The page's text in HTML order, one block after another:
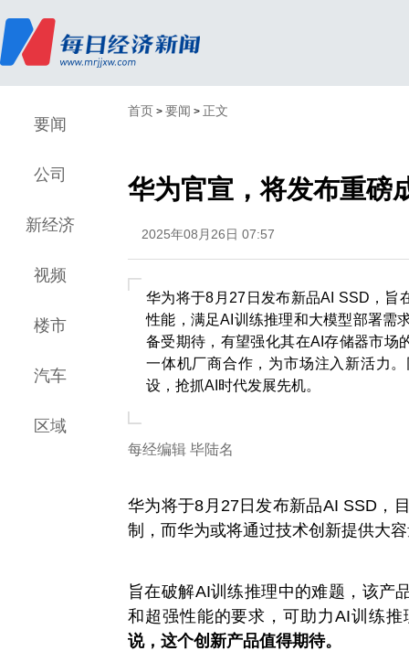
要闻
公司
新经济
视频
楼市
汽车
区域
首页 > 要闻 > 正文
华为官宣，将发布重磅
2025年08月26日 07:57
华为将于8月27日发布新品AI SSD，旨
性能，满足AI训练推理和大模型部署需
备受期待，有望强化其在AI存储器市场
一体机厂商合作，为市场注入新活力
设，抢抓AI时代发展先机。
每经编辑 毕陆名
华为将于8月27日发布新品AI SSD，
制，而华为或将通过技术创新提供大
旨在破解AI训练推理中的难题，该产
和超强性能的要求，可助力AI训练
说，这个创新产品值得期待。